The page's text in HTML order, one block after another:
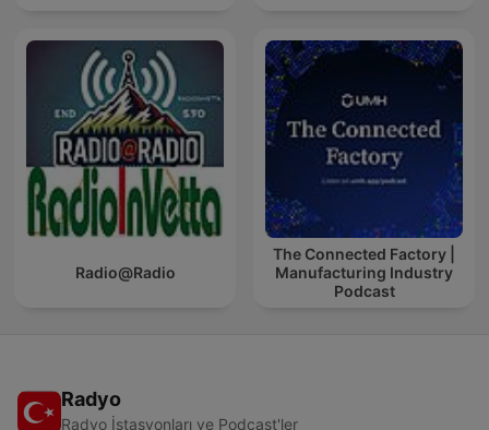
Radio@Radio
The Connected Factory |
Manufacturing Industry
Podcast
Radyo
Radyo İstasyonları ve Podcast'ler